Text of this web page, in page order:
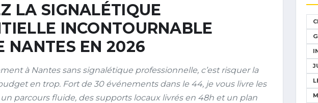
LA SIGNALÉTIQUE
INCONTOURNABLE
NANTES EN 2026
à Nantes sans signalétique professionnelle, c’est risquer la
en trop. Fort de 30 événements dans le 44, je vous livre les
parcours fluide, des supports locaux livrés en 48h et un plan